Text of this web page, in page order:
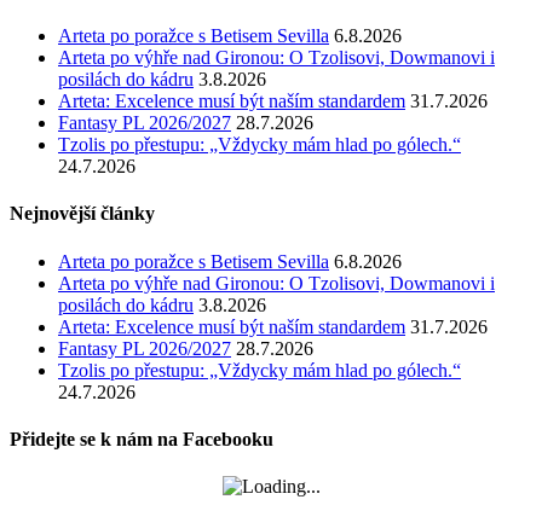
Arteta po poražce s Betisem Sevilla 6.8.2026
Arteta po výhře nad Gironou: O Tzolisovi, Dowmanovi i
posilách do kádru 3.8.2026
Arteta: Excelence musí být naším standardem 31.7.2026
Fantasy PL 2026/2027 28.7.2026
Tzolis po přestupu: „Vždycky mám hlad po gólech.“
24.7.2026
Nejnovější články
Arteta po poražce s Betisem Sevilla 6.8.2026
Arteta po výhře nad Gironou: O Tzolisovi, Dowmanovi i
posilách do kádru 3.8.2026
Arteta: Excelence musí být naším standardem 31.7.2026
Fantasy PL 2026/2027 28.7.2026
Tzolis po přestupu: „Vždycky mám hlad po gólech.“
24.7.2026
Přidejte se k nám na Facebooku